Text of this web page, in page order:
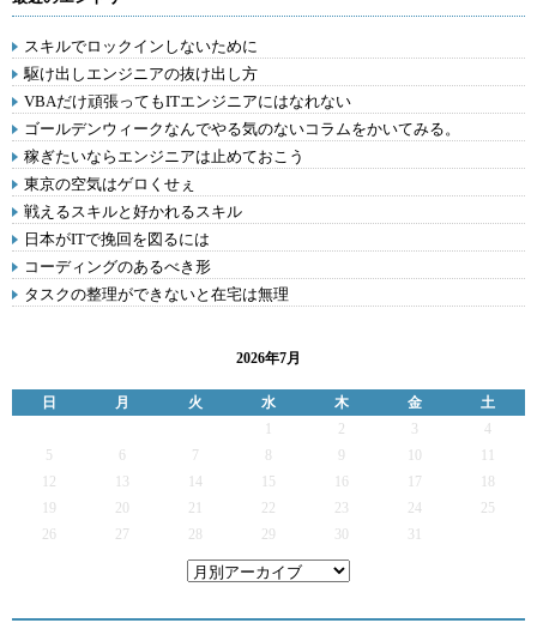
スキルでロックインしないために
駆け出しエンジニアの抜け出し方
VBAだけ頑張ってもITエンジニアにはなれない
ゴールデンウィークなんでやる気のないコラムをかいてみる。
稼ぎたいならエンジニアは止めておこう
東京の空気はゲロくせぇ
戦えるスキルと好かれるスキル
日本がITで挽回を図るには
コーディングのあるべき形
タスクの整理ができないと在宅は無理
2026年7月
日 月 火 水 木 金
土
2 3
4
5
6 7 9
12
13 14 15 16 17
19
20 21 22 23 24
25
26
27 28 29 30 31